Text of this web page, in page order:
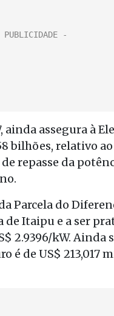
assegura à
bilhões, relativo
repasse da
Parcela do
Itaipu e a ser
2.9396/kW.
é de US$ 213,017